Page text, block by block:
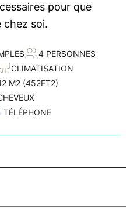
pour que
chez soi.
4 PERSONNES
CLIMATISATION
M2 (452FT2)
TÉLÉPHONE